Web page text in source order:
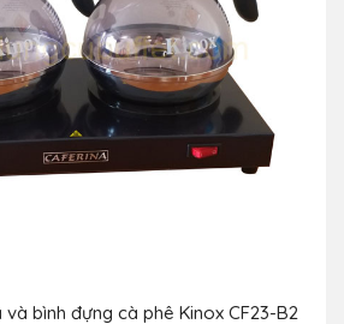
bình đựng cà phê Kinox CF23-B2